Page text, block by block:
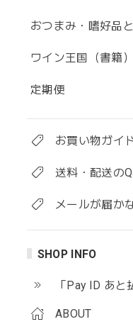
おつまみ・嗜好品と
ワイン王国（書籍）
定期便
お買い物ガイ
送料・配送の
メールが届か
SHOP INFO
「Pay ID あ
ABOUT